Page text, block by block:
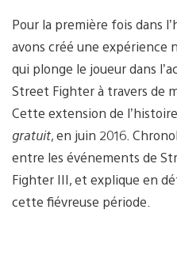
Pour la première fois dans
avons créé une expérience
qui plonge le joueur dans
Street Fighter à travers de
Cette extension de
gratuit, en juin 2016.
entre les événements de
Fighter III, et explique en
cette fiévreuse période.